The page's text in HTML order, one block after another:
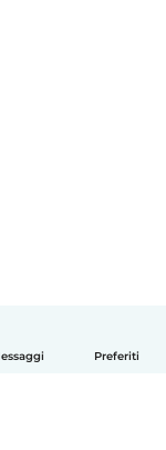
Preferiti